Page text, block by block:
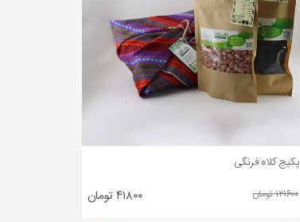
پکیج کلاه فرنگی
۱۲۱۶۰۰ تومان ۴۱۸۰۰ تومان